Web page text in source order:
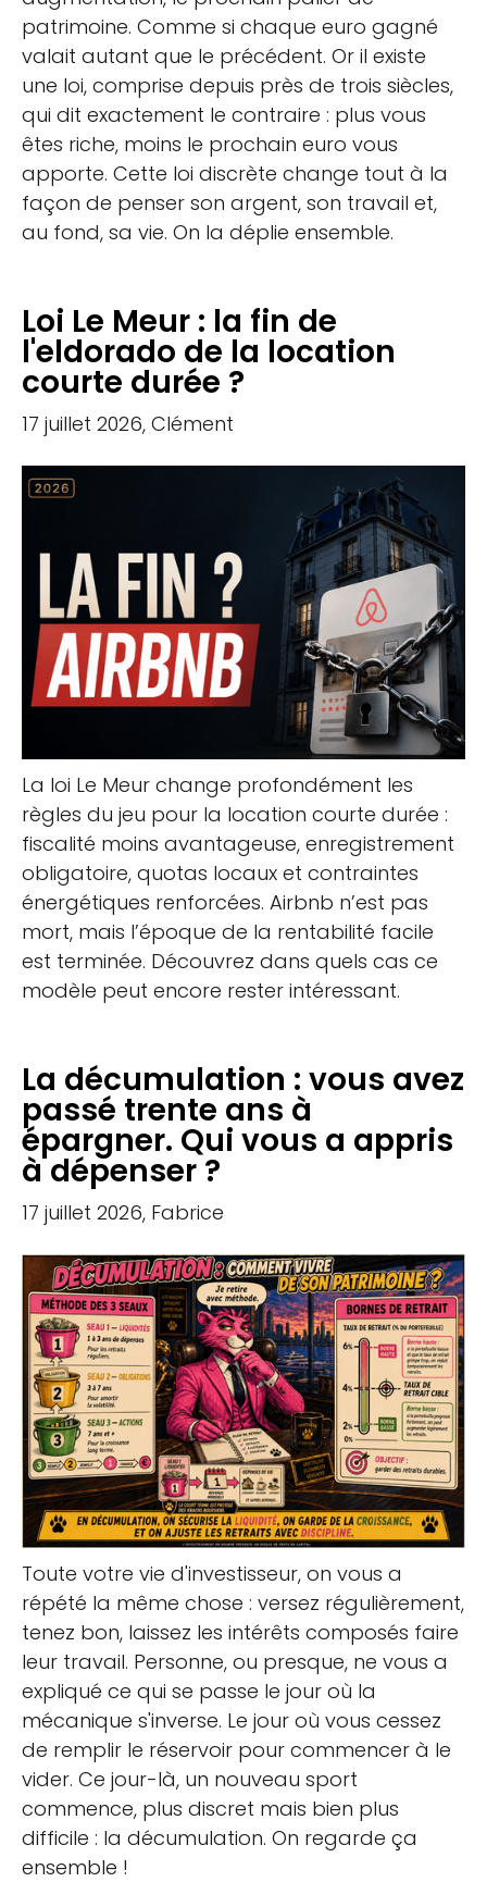
patrimoine. Comme si chaque euro gagné
valait autant que le précédent. Or il existe
une loi, comprise depuis près de trois siècles,
qui dit exactement le contraire : plus vous
êtes riche, moins le prochain euro vous
apporte. Cette loi discrète change tout à la
façon de penser son argent, son travail et,
au fond, sa vie. On la déplie ensemble.
Loi Le Meur : la fin de
l'eldorado de la location
courte durée ?
17 juillet 2026, Clément
La loi Le Meur change profondément les
règles du jeu pour la location courte durée :
fiscalité moins avantageuse, enregistrement
obligatoire, quotas locaux et contraintes
énergétiques renforcées. Airbnb n’est pas
mort, mais l’époque de la rentabilité facile
est terminée. Découvrez dans quels cas ce
modèle peut encore rester intéressant.
La décumulation : vous avez
passé trente ans à
épargner. Qui vous a appris
à dépenser ?
17 juillet 2026, Fabrice
Toute votre vie d'investisseur, on vous a
répété la même chose : versez régulièrement,
tenez bon, laissez les intérêts composés faire
leur travail. Personne, ou presque, ne vous a
expliqué ce qui se passe le jour où la
mécanique s'inverse. Le jour où vous cessez
de remplir le réservoir pour commencer à le
vider. Ce jour-là, un nouveau sport
commence, plus discret mais bien plus
difficile : la décumulation. On regarde ça
ensemble !